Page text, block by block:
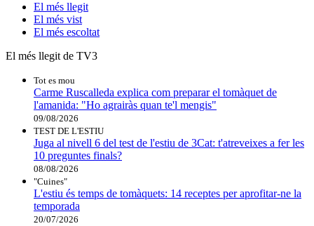
El més llegit
El més vist
El més escoltat
El més llegit de TV3
Tot es mou
Carme Ruscalleda explica com preparar el tomàquet de
l'amanida: "Ho agrairàs quan te'l mengis"
09/08/2026
TEST DE L'ESTIU
Juga al nivell 6 del test de l'estiu de 3Cat: t'atreveixes a fer les
10 preguntes finals?
08/08/2026
"Cuines"
L'estiu és temps de tomàquets: 14 receptes per aprofitar-ne la
temporada
20/07/2026